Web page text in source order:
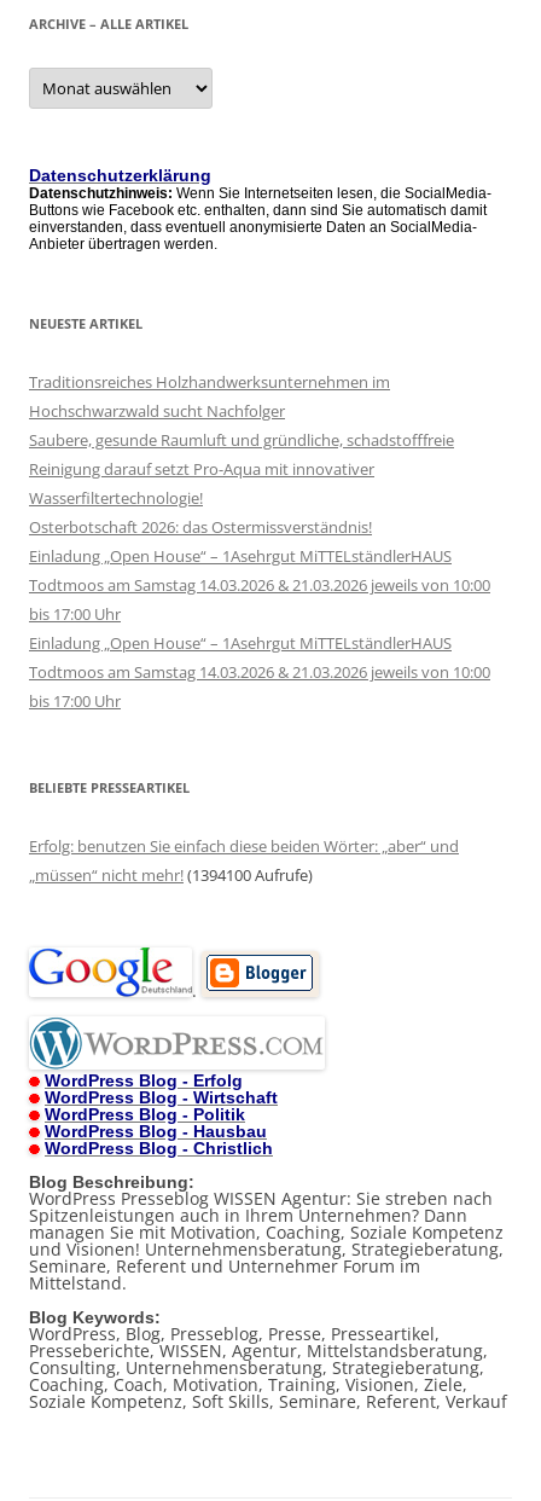
ARCHIVE – ALLE ARTIKEL
Archive
alle
Datenschutzerklärung
Datenschutzhinweis: Wenn Sie Internetseiten lesen, die SocialMedia-
Buttons wie Facebook etc. enthalten, dann sind Sie automatisch damit
einverstanden, dass eventuell anonymisierte Daten an SocialMedia-
Anbieter übertragen werden.
NEUESTE ARTIKEL
Traditionsreiches Holzhandwerksunternehmen im
Hochschwarzwald sucht Nachfolger
Saubere, gesunde Raumluft und gründliche, schadstofffreie
Reinigung darauf setzt Pro-Aqua mit innovativer
Wasserfiltertechnologie!
Osterbotschaft 2026: das Ostermissverständnis!
Einladung „Open House“ – 1Asehrgut MiTTELständlerHAUS
Todtmoos am Samstag 14.03.2026 & 21.03.2026 jeweils von 10:00
bis 17:00 Uhr
Einladung „Open House“ – 1Asehrgut MiTTELständlerHAUS
Todtmoos am Samstag 14.03.2026 & 21.03.2026 jeweils von 10:00
bis 17:00 Uhr
BELIEBTE PRESSEARTIKEL
Erfolg: benutzen Sie einfach diese beiden Wörter: „aber“ und
„müssen“ nicht mehr!(1394100 Aufrufe)
.
WordPress Blog - Erfolg
WordPress Blog - Wirtschaft
WordPress Blog - Politik
WordPress Blog - Hausbau
WordPress Blog - Christlich
Blog Beschreibung:
WordPress Presseblog WISSEN Agentur: Sie streben nach
Spitzenleistungen auch in Ihrem Unternehmen? Dann
managen Sie mit Motivation, Coaching, Soziale Kompetenz
und Visionen! Unternehmensberatung, Strategieberatung,
Seminare, Referent und Unternehmer Forum im
Mittelstand.
Blog Keywords:
WordPress, Blog, Presseblog, Presse, Presseartikel,
Presseberichte, WISSEN, Agentur, Mittelstandsberatung,
Consulting, Unternehmensberatung, Strategieberatung,
Coaching, Coach, Motivation, Training, Visionen, Ziele,
Soziale Kompetenz, Soft Skills, Seminare, Referent, Verkauf